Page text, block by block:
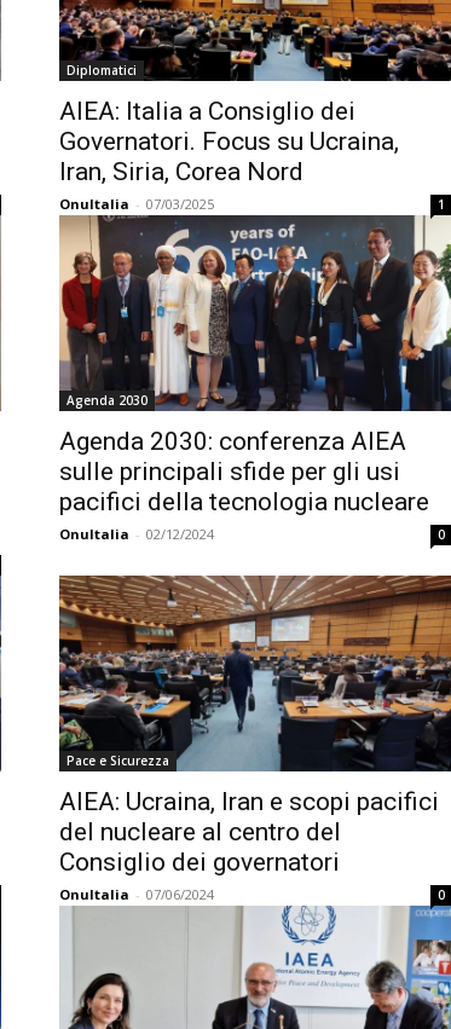
Diplomatici
AIEA: Italia a Consiglio dei
Governatori. Focus su Ucraina,
Iran, Siria, Corea Nord
OnuItalia - 07/03/2025 1
Agenda 2030
Agenda 2030: conferenza AIEA
sulle principali sfide per gli usi
pacifici della tecnologia nucleare
OnuItalia - 02/12/2024 0
Pace e Sicurezza
AIEA: Ucraina, Iran e scopi pacifici
del nucleare al centro del
Consiglio dei governatori
OnuItalia - 07/06/2024 0